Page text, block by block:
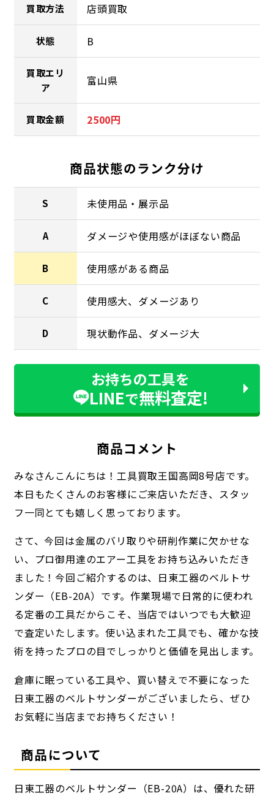
買取方法 店頭買取
状態 B
買取エリ
ア
富山県
買取金額 2500円
商品状態のランク分け
S 未使用品・展示品
A ダメージや使用感がほぼない商品
B 使用感がある商品
C 使用感大、ダメージあり
D 現状動作品、ダメージ大
お持ちの工具を
LINEで無料査定!
商品コメント
みなさんこんにちは！工具買取王国高岡8号店です。
本日もたくさんのお客様にご来店いただき、スタッ
フ一同とても嬉しく思っております。
さて、今回は金属のバリ取りや研削作業に欠かせな
い、プロ御用達のエアー工具をお持ち込みいただき
ました！今回ご紹介するのは、日東工器のベルトサ
ンダー（EB-20A）です。作業現場で日常的に使われ
る定番の工具だからこそ、当店ではいつでも大歓迎
で査定いたします。使い込まれた工具でも、確かな技
術を持ったプロの目でしっかりと価値を見出します。
倉庫に眠っている工具や、買い替えで不要になった
日東工器のベルトサンダーがございましたら、ぜひ
お気軽に当店までお持ちください！
商品について
日東工器のベルトサンダー（EB-20A）は、優れた研